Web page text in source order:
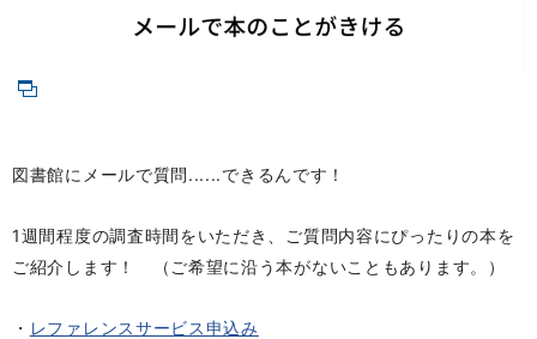
図書館にメールで質問......できるんです！
1週間程度の調査時間をいただき、ご質問内容にぴったりの本を
ご紹介します！ （ご希望に沿う本がないこともあります。）
・ レファレンスサービス申込み